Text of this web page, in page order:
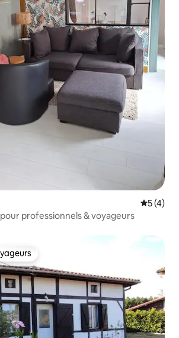
5 (4)
professionnels & voyageurs